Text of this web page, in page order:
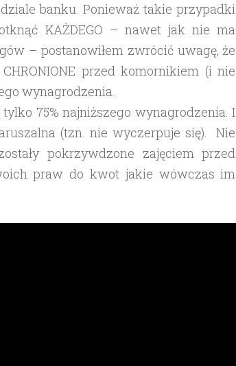
banku. Ponieważ takie przypadki
KAŻDEGO – nawet jak nie ma
– postanowiłem zwrócić uwagę, że
przed komornikiem (i nie
wynagrodzenia.
75% najniższego wynagrodzenia. I
(tzn. nie wyczerpuje się). Nie
pokrzywdzone zajęciem przed
praw do kwot jakie wówczas im